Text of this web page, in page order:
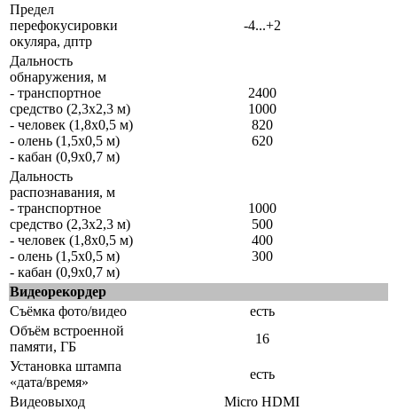
Предел
перефокусировки
окуляра, дптр
-4...+2
Дальность
обнаружения, м
- транспортное
средство (2,3x2,3 м)
- человек (1,8x0,5 м)
- олень (1,5x0,5 м)
- кабан (0,9x0,7 м)
2400
1000
820
620
Дальность
распознавания, м
- транспортное
средство (2,3x2,3 м)
- человек (1,8x0,5 м)
- олень (1,5x0,5 м)
- кабан (0,9x0,7 м)
1000
500
400
300
Видеорекордер
Съёмка фото/видео
есть
Объём встроенной
памяти, ГБ
16
Установка штампа
«дата/время»
есть
Видеовыход
Micro HDMI